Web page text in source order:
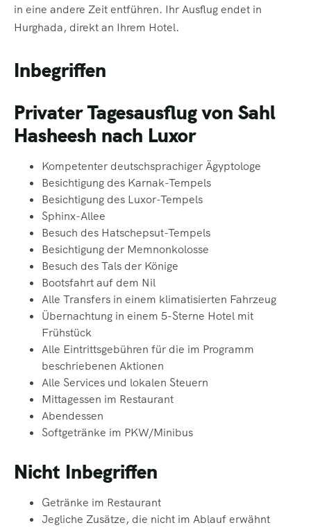
in eine andere Zeit entführen. Ihr Ausflug endet in
Hurghada, direkt an Ihrem Hotel.
Inbegriffen
Privater Tagesausflug von Sahl
Hasheesh nach Luxor
Kompetenter deutschsprachiger Ägyptologe
Besichtigung des Karnak-Tempels
Besichtigung des Luxor-Tempels
Sphinx-Allee
Besuch des Hatschepsut-Tempels
Besichtigung der Memnonkolosse
Besuch des Tals der Könige
Bootsfahrt auf dem Nil
Alle Transfers in einem klimatisierten Fahrzeug
Übernachtung in einem 5-Sterne Hotel mit
Frühstück
Alle Eintrittsgebühren für die im Programm
beschriebenen Aktionen
Alle Services und lokalen Steuern
Mittagessen im Restaurant
Abendessen
Softgetränke im PKW/Minibus
Nicht Inbegriffen
Getränke im Restaurant
Jegliche Zusätze, die nicht im Ablauf erwähnt